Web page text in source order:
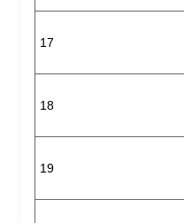
17
18
19